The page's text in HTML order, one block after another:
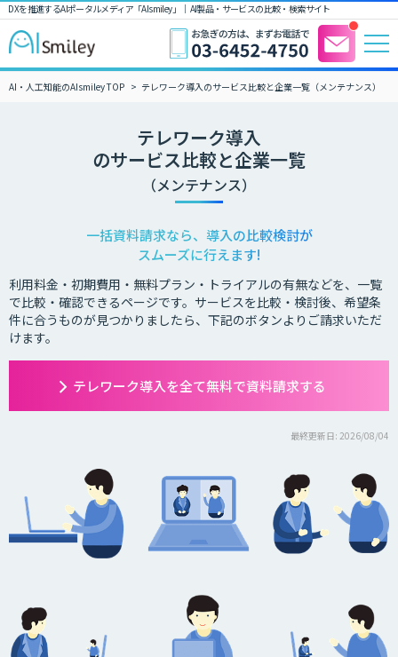
DXを推進するAIポータルメディア「AIsmiley」｜ AI製品・サービスの比較・検索サイト
AI・人工知能のAIsmiley TOP テレワーク導入のサービス比較と企業一覧（メンテナンス）
テレワーク導入
のサービス比較と企業一覧
（メンテナンス）
一括資料請求なら、導入の比較検討が
スムーズに行えます!
利用料金・初期費用・無料プラン・トライアルの有無などを、一覧
で比較・確認できるページです。サービスを比較・検討後、希望条
件に合うものが見つかりましたら、下記のボタンよりご請求いただ
けます。
テレワーク導入を全て無料で資料請求する
最終更新日: 2026/08/04